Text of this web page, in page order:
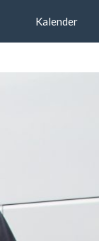
Kalender